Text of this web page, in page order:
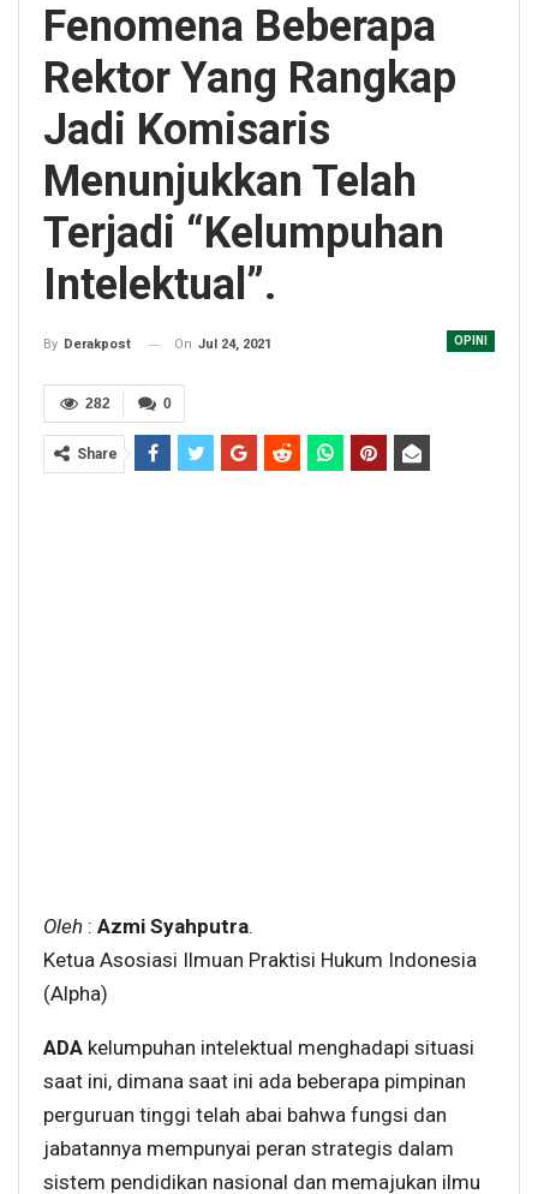
Fenomena Beberapa
Rektor Yang Rangkap
Jadi Komisaris
Menunjukkan Telah
Terjadi “Kelumpuhan
Intelektual”.
OPINI
By Derakpost On Jul 24, 2021
0
282
Share
Oleh : Azmi Syahputra.
Ketua Asosiasi Ilmuan Praktisi Hukum Indonesia
(Alpha)
ADA kelumpuhan intelektual menghadapi situasi
saat ini, dimana saat ini ada beberapa pimpinan
perguruan tinggi telah abai bahwa fungsi dan
jabatannya mempunyai peran strategis dalam
sistem pendidikan nasional dan memajukan ilmu